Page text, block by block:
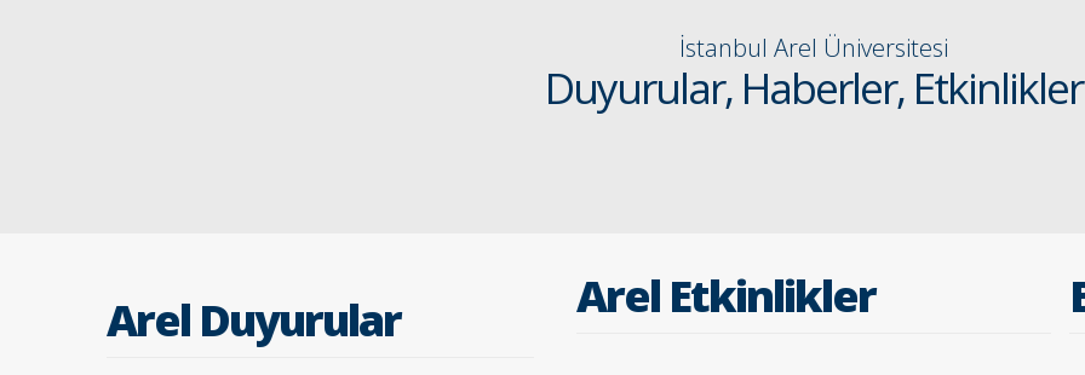
İstanbul Arel Üniversitesi
Duyurular, Haberler, Etkinlikler
Arel Duyurular Arel Etkinlikler